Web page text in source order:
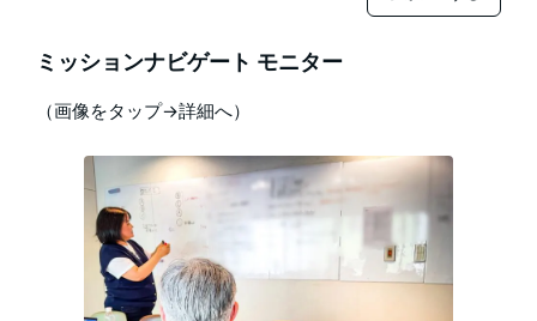
ミッションナビゲート モニター
（画像をタップ→詳細へ）